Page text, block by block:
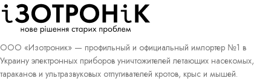
ООО «Изотроник» — профильный и официальный импортер №1 в
Украину электронных приборов уничтожителей летающих насекомых,
тараканов и ультразвуковых отпугивателей кротов, крыс и мышей.